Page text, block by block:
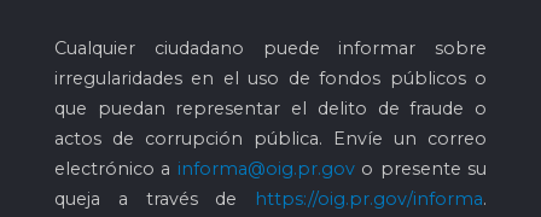
Cualquier ciudadano puede informar sobre
irregularidades en el uso de fondos públicos o
que puedan representar el delito de fraude o
actos de corrupción pública. Envíe un correo
electrónico a informa@oig.pr.govo presente su
queja a través de
https://oig.pr.gov/informa.